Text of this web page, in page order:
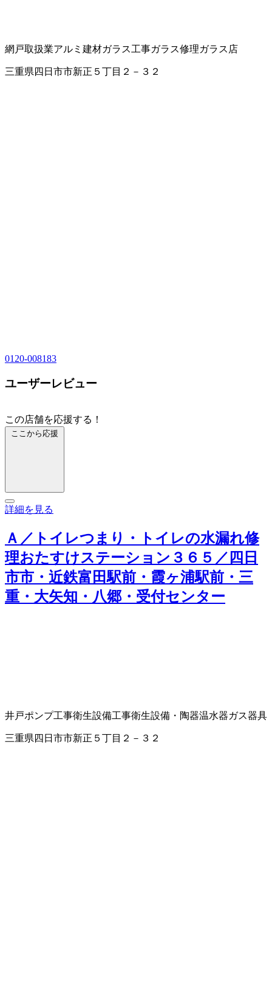
網戸取扱業アルミ建材ガラス工事ガラス修理ガラス店
三重県四日市市新正５丁目２－３２
0120-008183
ユーザーレビュー
この店舗を応援する！
ここから応援
詳細を見る
Ａ／トイレつまり・トイレの水漏れ修
理おたすけステーション３６５／四日
市市・近鉄富田駅前・霞ヶ浦駅前・三
重・大矢知・八郷・受付センター
井戸ポンプ工事衛生設備工事衛生設備・陶器温水器ガス器具
三重県四日市市新正５丁目２－３２